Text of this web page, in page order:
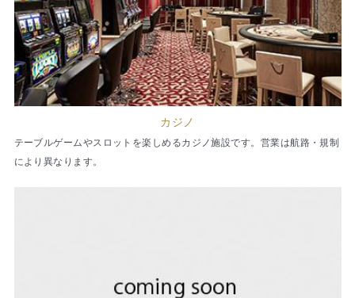
カジノ
テーブルゲームやスロットを楽しめるカジノ施設です。営業は航路・規制
により異なります。